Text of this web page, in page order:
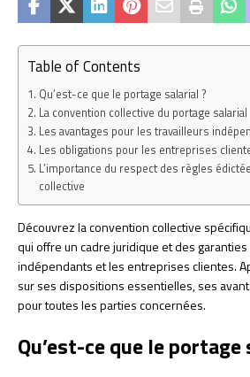
Table of Contents
Qu’est-ce que le portage salarial ?
La convention collective du portage salarial
Les avantages pour les travailleurs
Les obligations pour les entreprises
L’importance du respect des règles
collective
Découvrez la convention collective
qui offre un cadre juridique et des
indépendants et les entreprises clientes.
sur ses dispositions essentielles, ses
pour toutes les parties concernées.
Qu’est-ce que le portage